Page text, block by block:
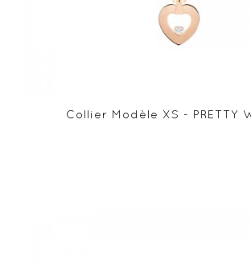
Collier Modèle XS - PRETTY